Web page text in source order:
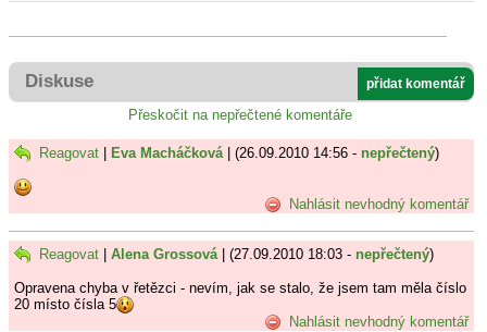
Diskuse přidat komentář
Přeskočit na nepřečtené komentáře
Reagovat Eva Macháčková| (26.09.2010 14:56 - nepřečtený)
Nahlásit nevhodný komentář
Reagovat Alena Grossová| (27.09.2010 18:03 - nepřečtený)
Opravena chyba v řetězci - nevím, jak se stalo, že jsem tam měla číslo
20 místo čísla 5
Nahlásit nevhodný komentář